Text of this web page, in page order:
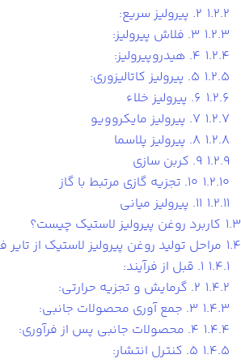
1.2.2 2. پیرولیز سریع:
1.2.3 3. فلاش پیرولیز:
1.2.4 4. هیدروپیرولیز:
1.2.5 5. پیرولیز کاتالیزوری:
1.2.6 6. پیرولیز خلاء
1.2.7 7. پیرولیز مایکروویو
1.2.8 8. پیرولیز پلاسما
1.2.9 9. کربن سازی
1.2.10 10. تجزیه گازی مرتبط با گاز
1.2.11 11. پیرولیز میانی
1.3 کاربرد روغن پیرولیز لاستیک چیست؟
1.4 مراحل تولید روغن پیرولیز لاستیک از
1.4.1 1. قبل از فرآیند:
1.4.2 2. گرمایش و تجزیه حرارتی:
1.4.3 3. جمع آوری محصولات جانبی:
1.4.4 4. محصولات جانبی پس از فرآوری:
1.4.5 5. کنترل انتشار: